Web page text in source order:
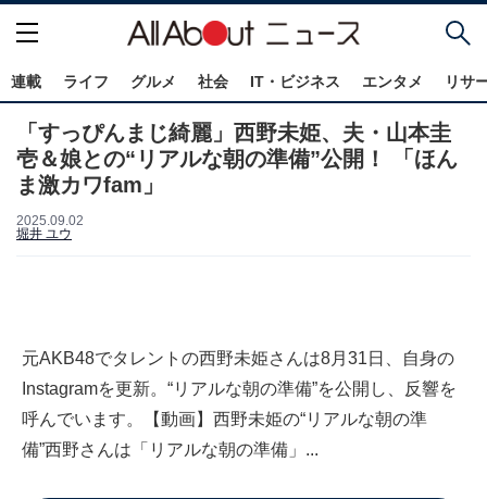
連載 ライフ グルメ 社会 IT・ビジネス エンタメ リサ
「すっぴんまじ綺麗」西野未姫、夫・山本圭
壱＆娘との“リアルな朝の準備”公開！ 「ほん
ま激カワfam」
2025.09.02
堀井 ユウ
元AKB48でタレントの西野未姫さんは8月31日、自身の
Instagramを更新。“リアルな朝の準備”を公開し、反響を
呼んでいます。【動画】西野未姫の“リアルな朝の準
備”西野さんは「リアルな朝の準備」...